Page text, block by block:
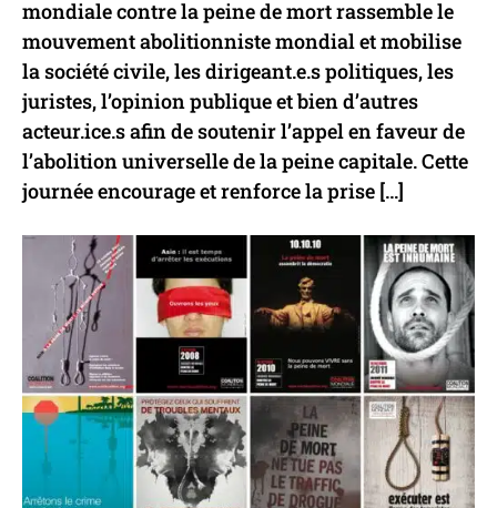
mondiale contre la peine de mort rassemble le
mouvement abolitionniste mondial et mobilise
la société civile, les dirigeant.e.s politiques, les
juristes, l’opinion publique et bien d’autres
acteur.ice.s afin de soutenir l’appel en faveur de
l’abolition universelle de la peine capitale. Cette
journée encourage et renforce la prise […]